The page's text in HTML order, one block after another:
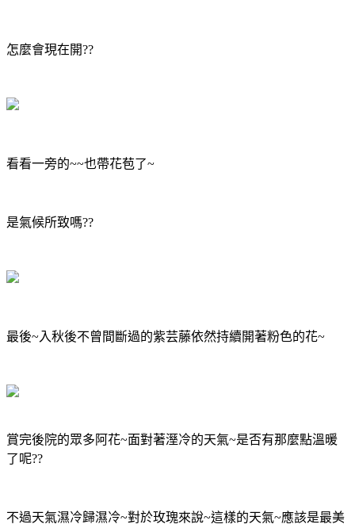
怎麼會現在開??
看看一旁的~~也帶花苞了~
是氣候所致嗎??
最後~入秋後不曾間斷過的紫芸藤依然持續開著粉色的花~
賞完後院的眾多阿花~面對著溼冷的天氣~是否有那麼點溫暖
了呢??
不過天氣濕冷歸濕冷~對於玫瑰來說~這樣的天氣~應該是最美